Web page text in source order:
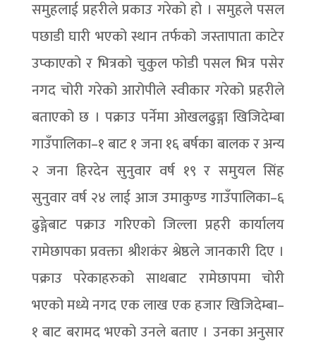
समुहलाई प्रहरीले प्रकाउ गरेको हो । समुहले पसल
पछाडी घारी भएको स्थान तर्फको जस्तापाता काटेर
उप्काएको र भित्रको चुकुल फोडी पसल भित्र पसेर
नगद चोरी गरेको आरोपीले स्वीकार गरेको प्रहरीले
बताएको छ । पक्राउ पर्नेमा ओखलढुङ्गा खिजिदेम्बा
गाउँपालिका–१ बाट १ जना १६ बर्षका बालक र अन्य
२ जना हिरदेन सुनुवार वर्ष १९ र समुयल सिंह
सुनुवार वर्ष २४ लाई आज उमाकुण्ड गाउँपालिका–६
ढुङ्गेबाट पक्राउ गरिएको जिल्ला प्रहरी कार्यालय
रामेछापका प्रवक्ता श्रीशकंर श्रेष्ठले जानकारी दिए ।
पक्राउ परेकाहरुको साथबाट रामेछापमा चोरी
भएको मध्ये नगद एक लाख एक हजार खिजिदेम्बा–
१ बाट बरामद भएको उनले बताए । उनका अनुसार